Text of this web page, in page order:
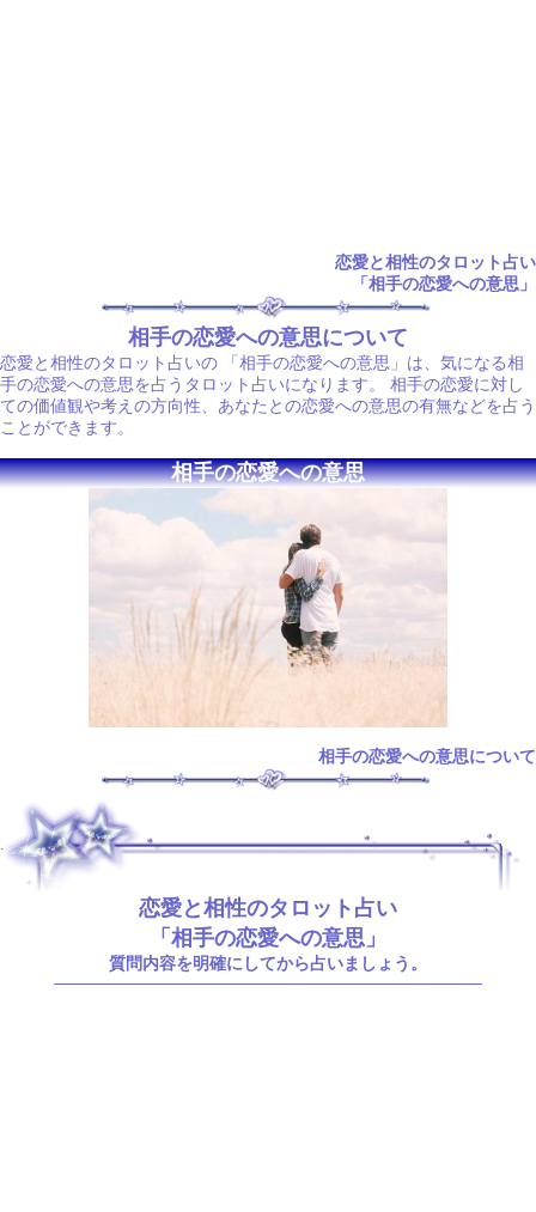
恋愛と相性のタロット占い
「相手の恋愛への意思」
相手の恋愛への意思について
恋愛と相性のタロット占いの 「相手の恋愛への意思」は、気になる相
手の恋愛への意思を占うタロット占いになります。 相手の恋愛に対し
ての価値観や考えの方向性、あなたとの恋愛への意思の有無などを占う
ことができます。
相手の恋愛への意思
相手の恋愛への意思について
恋愛と相性のタロット占い
「相手の恋愛への意思」
質問内容を明確にしてから占いましょう。